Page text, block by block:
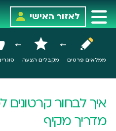
לאזור האישי
ממלאים פרטים מקבלים הצעה
איך לבחור
מדריך מקיף